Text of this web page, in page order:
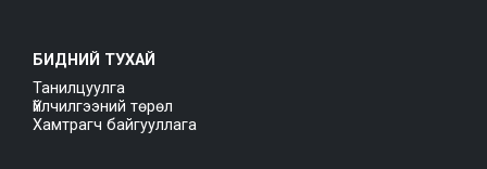
БИДНИЙ ТУХАЙ
Танилцуулга
Үйлчилгээний төрөл
Хамтрагч байгууллага